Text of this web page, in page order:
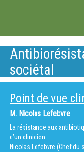
sociétal
Point de vue
M. Nicolas Lefebvre
La résistance aux
d’un clinicien
Nicolas Lefebvre (Chef